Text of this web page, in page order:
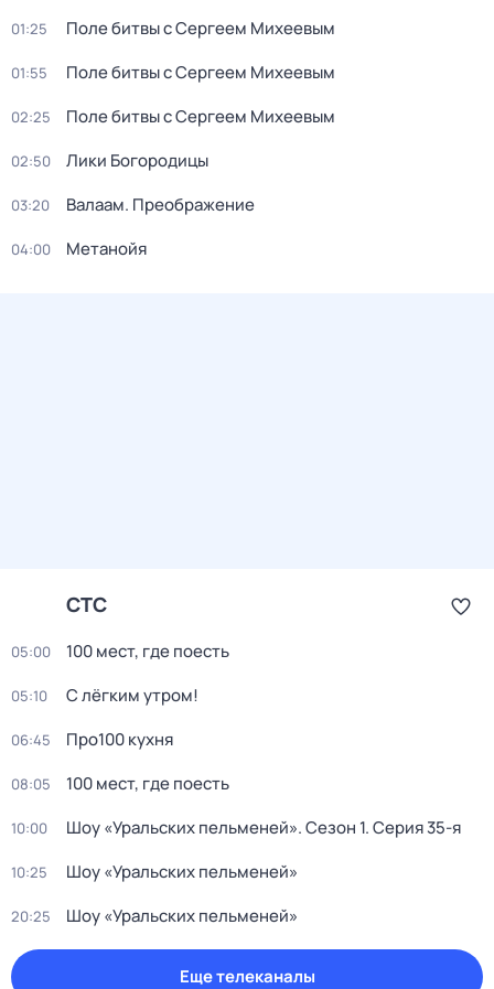
01:25 Поле битвы с Сергеем Михеевым
01:55 Поле битвы с Сергеем Михеевым
02:25 Поле битвы с Сергеем Михеевым
02:50 Лики Богородицы
03:20 Валаам. Преображение
04:00 Метанойя
СТС
05:00 100 мест, где поесть
05:10 С лёгким утром!
06:45 Про100 кухня
08:05 100 мест, где поесть
10:00 Шоу «Уральских пельменей». Сезон 1. Серия 35-я
10:25 Шоу «Уральских пельменей»
20:25 Шоу «Уральских пельменей»
Еще телеканалы